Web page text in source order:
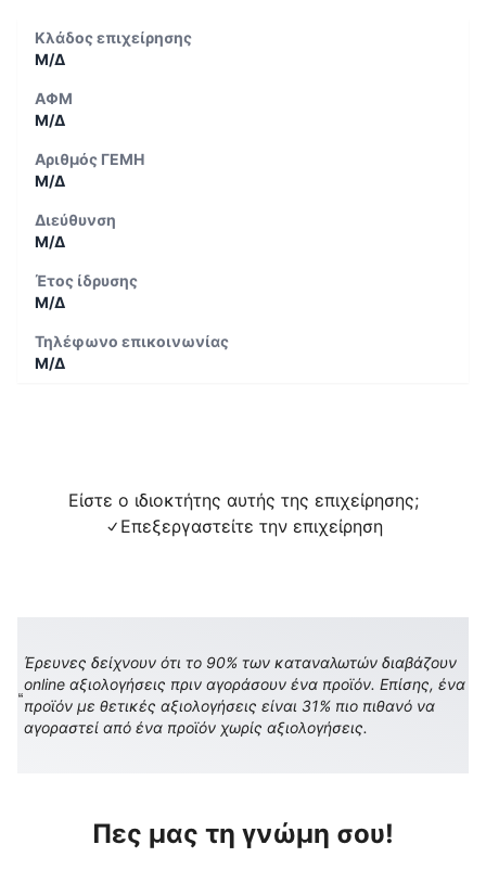
Κλάδος επιχείρησης
Μ/Δ
ΑΦΜ
Μ/Δ
Αριθμός ΓΕΜΗ
Μ/Δ
Διεύθυνση
Μ/Δ
Έτος ίδρυσης
Μ/Δ
Τηλέφωνο επικοινωνίας
Μ/Δ
Είστε ο ιδιοκτήτης αυτής της επιχείρησης;
Επεξεργαστείτε την επιχείρηση
Έρευνες δείχνουν ότι το 90% των καταναλωτών διαβάζουν
online αξιολογήσεις πριν αγοράσουν ένα προϊόν. Επίσης, ένα
προϊόν με θετικές αξιολογήσεις είναι 31% πιο πιθανό να
αγοραστεί από ένα προϊόν χωρίς αξιολογήσεις.
Πες μας τη γνώμη σου!